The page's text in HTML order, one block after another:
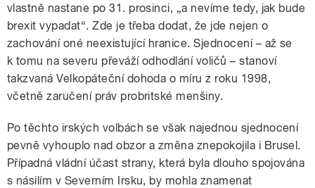
vlastně nastane po 31. prosinci, „a nevíme tedy, jak bude
brexit vypadat“. Zde je třeba dodat, že jde nejen o
zachování oné neexistující hranice. Sjednocení – až se
k tomu na severu převáží odhodlání voličů – stanoví
takzvaná Velkopáteční dohoda o míru z roku 1998,
včetně zaručení práv probritské menšiny.
Po těchto irských volbách se však najednou sjednocení
pevně vyhouplo nad obzor a změna znepokojila i Brusel.
Případná vládní účast strany, která byla dlouho spojována
s násilím v Severním Irsku, by mohla znamenat